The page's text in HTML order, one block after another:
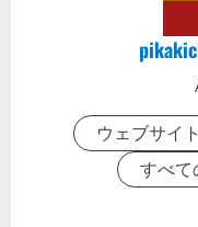
ウェブサイ
すべて